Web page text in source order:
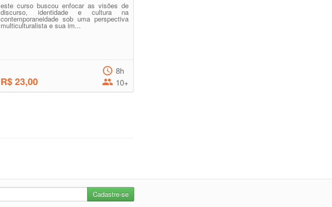
este curso buscou enfocar as visões de
discurso, identidade e cultura na
contemporaneidade sob uma perspectiva
multiculturalista e sua im...
R$ 23,00
8h
10+